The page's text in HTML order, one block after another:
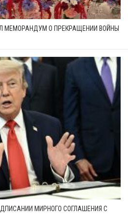
МЕМОРАНДУМ О ПРЕКРАЩЕНИИ ВОЙНЫ
МИРНОГО СОГЛАШЕНИЯ С